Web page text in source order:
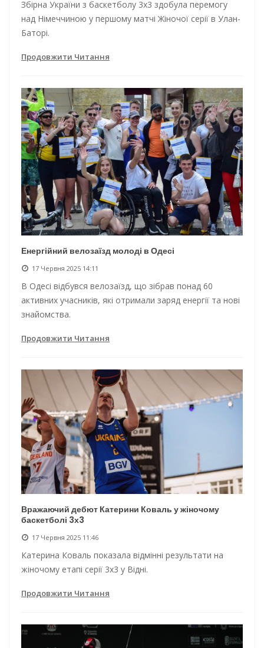
Збірна України з баскетболу 3х3 здобула перемогу
над Німеччиною у першому матчі Жіночої серії в Улан-
Баторі.
Продовжити Читання
Енергійний велозаїзд молоді в Одесі
17 Червня 2025 14:11
В Одесі відбувся велозаїзд, що зібрав понад 60
активних учасників, які отримали заряд енергії та нові
знайомства.
Продовжити Читання
Вражаючий дебют Катерини Коваль у жіночому
баскетболі 3х3
17 Червня 2025 11:46
Катерина Коваль показала відмінні результати на
жіночому етапі серії 3х3 у Відні.
Продовжити Читання